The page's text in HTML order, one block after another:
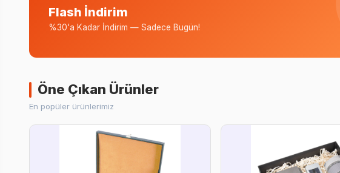
Flash İndirim
%30'a Kadar İndirim — Sadece Bugün!
Öne Çıkan Ürünler
En popüler ürünlerimiz